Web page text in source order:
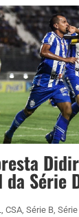
Série
, CSA, Série B, Série